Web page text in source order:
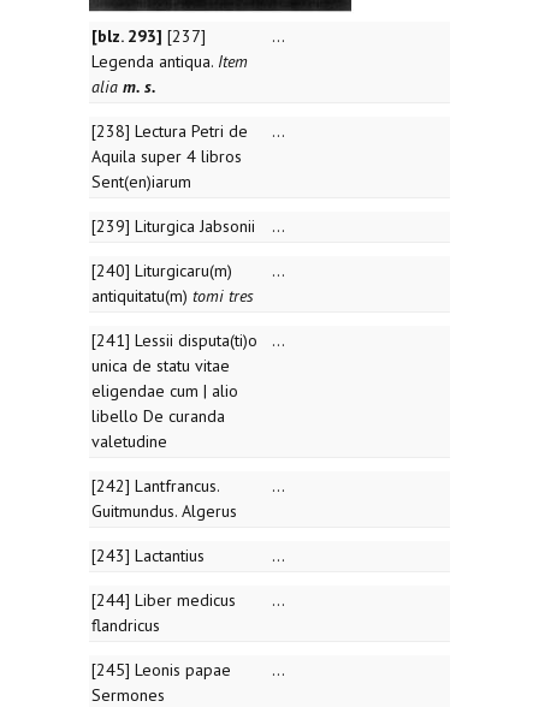
[blz. 293] [237]
Legenda antiqua. Item
alia m. s.
...
[238] Lectura Petri de
Aquila super 4 libros
Sent(en)iarum
...
[239] Liturgica Jabsonii ...
[240] Liturgicaru(m)
antiquitatu(m) tomi tres
...
[241] Lessii disputa(ti)o
unica de statu vitae
eligendae cum | alio
libello De curanda
valetudine
...
[242] Lantfrancus.
Guitmundus. Algerus
...
[243] Lactantius ...
[244] Liber medicus
flandricus
...
[245] Leonis papae
Sermones
...